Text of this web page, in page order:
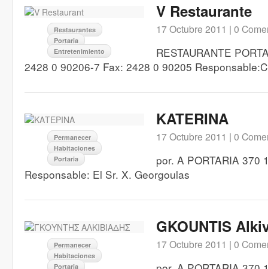
Restaurantes
Portaria
Entretenimiento
V Restaurante
17 Octubre 2011 | 0
RESTAURANTE
2428 0 90206-7 Fax: 2428 0 90205
Permanecer
Habitaciones
Portaria
KATERINA
17 Octubre 2011 | 0
por. A PORTARIA 370
Responsable: El Sr. X. Georgoulas
Permanecer
Habitaciones
Portaria
GKOUNTIS
17 Octubre 2011 | 0